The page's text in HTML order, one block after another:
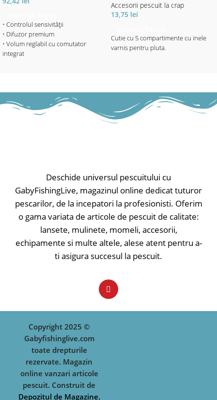
• Controlul sensivității
• Difuzor premium
• Volum reglabil cu comutator
integrat
indicator de interval de trăsătură și
indicator de putere / 20sec. Amurg
• Bară de LED ca afișaj interval
• Compartimentul bateriei separat
• Alimentare cu baterie de 9V
Accesorii pescuit la crap
13,75 lei
Cutie cu 5 compartimente cu inele
varnis pentru pluta.
Deschide universul pescuitului cu
GabyFishingLive, magazinul online dedicat tuturor
pescarilor, de la incepatori la profesionisti. Oferim
o gama variata de articole de pescuit de calitate:
lansete, mulinete, momeli, accesorii,
echipamente si multe altele, alese atent pentru a-
ti asigura succesul la pescuit.
Copyright 2025 ©
Gabyfishinglive.com
toate drepturile
rezervate. Magazin
online vanzari articole
pescuit. Construit de
Depozitul de Magazine.